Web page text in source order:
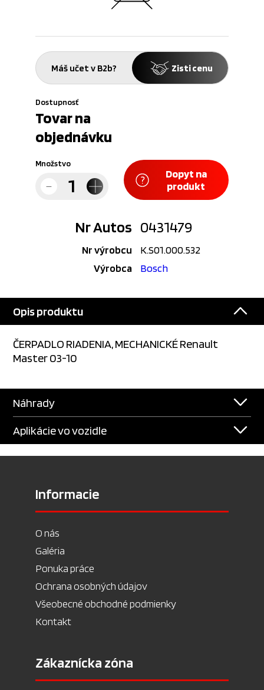
Máš učet v B2b? Zisti cenu
Dostupnosť
Tovar na
objednávku
Množstvo
Dopyt na
produkt
Nr Autos 0431479
Nr výrobcu
K.S01.000.532
Výrobca
Bosch
Opis produktu
ČERPADLO RIADENIA, MECHANICKÉ Renault
Master 03-10
Náhrady
Aplikácie vo vozidle
Informacie
O nás
Galéria
Ponuka práce
Ochrana osobných údajov
Všeobecné obchodné podmienky
Kontakt
Zákaznícka zóna